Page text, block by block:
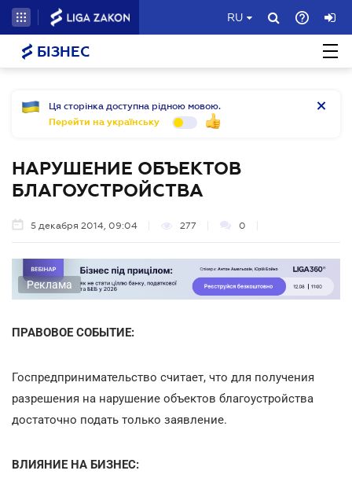
RU
БІЗНЕС
Ця сторінка доступна рідною мовою.
Перейти на українську
НАРУШЕНИЕ ОБЪЕКТОВ
БЛАГОУСТРОЙСТВА
5 декабря 2014, 09:04 277 0
Реклама
ПРАВОВОЕ СОБЫТИЕ:
Госпредпринимательство считает, что для получения
разрешения на нарушение объектов благоустройства
достаточно подать только заявление.
ВЛИЯНИЕ НА БИЗНЕС: